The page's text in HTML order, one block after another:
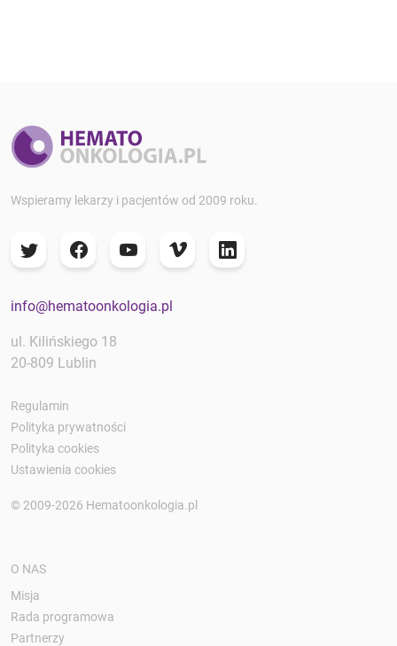
Wspieramy lekarzy i pacjentów od 2009 roku.
info@hematoonkologia.pl
ul. Kilińskiego 18
20-809 Lublin
Regulamin
Polityka prywatności
Polityka cookies
Ustawienia cookies
© 2009-2026 Hematoonkologia.pl
O NAS
Misja
Rada programowa
Partnerzy